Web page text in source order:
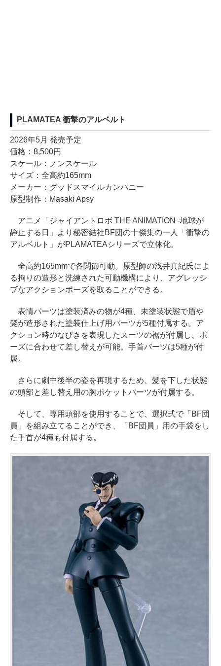
PLAMATEA 衝撃のアルベルト
2026年5月 発売予定
価格：8,500円
スケール：ノンスケール
サイズ：全高約165mm
メーカー：グッドスマイルカンパニー
原型制作：Masaki Apsy
アニメ「ジャイアントロボ THE ANIMATION -地球が
静止する日」より秘密結社BF団の十傑集の一人「衝撃の
アルベルト」がPLAMATEAシリーズで立体化。
全高約165mmで各関節可動。原型師の浅井真紀氏によ
る拘りの造形と洗練された可動機構により、アグレッシ
ブなアクションポーズを取ることができる。
表情パーツは塗装済みの物が4種、未塗装状態で眉や
髭が造形された塗装仕上げ用パーツが5種付属する。ア
クション時のなびきを表現したスーツの裾が付属し、ポ
ーズに合わせて差し替えが可能。手首パーツは5種が付
属。
さらに劇中後半の姿を再現するため、髪を下した状態
の頭部と差し替え用の胸ポケットパーツが付属する。
そして、専用頭部を使用することで、選択式で「BF団
員」を組み立てることができ、「BF団員」用の手袋をし
た手首が4種も付属する。